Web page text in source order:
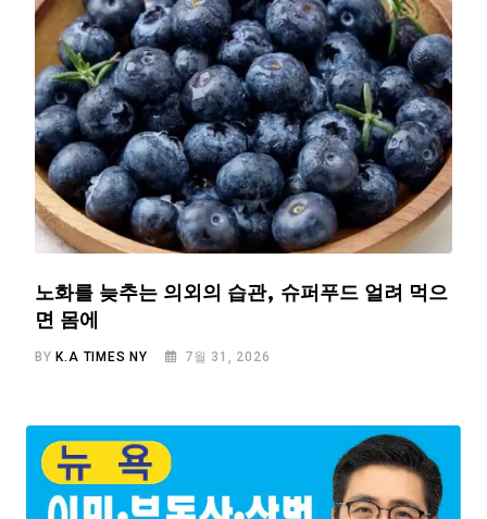
노화를 늦추는 의외의 습관, 슈퍼푸드 얼려 먹으
면 몸에
BYK.A TIMES NY 7월 31, 2026